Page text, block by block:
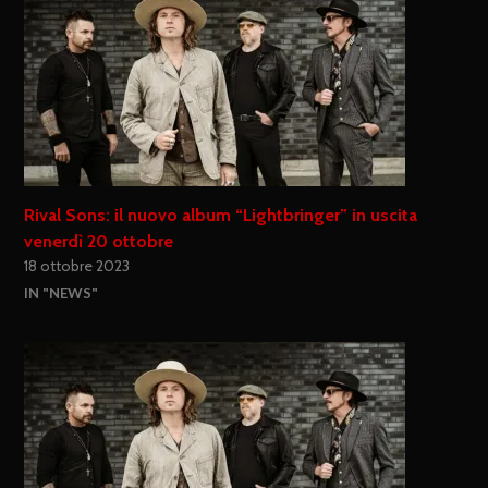
Rival Sons: il nuovo album “Lightbringer” in uscita
venerdì 20 ottobre
18 ottobre 2023
IN "NEWS"